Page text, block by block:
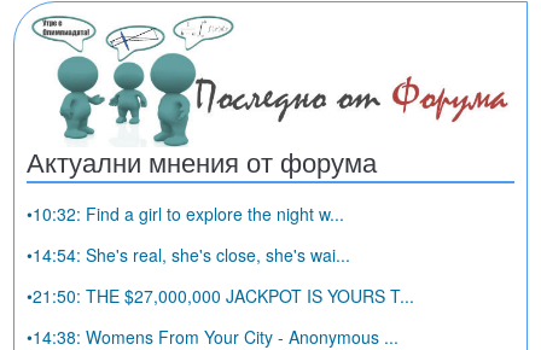
Актуални мнения от форума
•10:32: Find a girl to explore the night w...
•14:54: She's real, she's close, she's wai...
•21:50: THE $27,000,000 JACKPOT IS YOURS T...
•14:38: Womens From Your City - Anonymous ...